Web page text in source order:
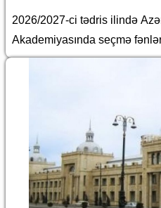
2026/2027-ci tədris ilində
Akademiyasında seçmə